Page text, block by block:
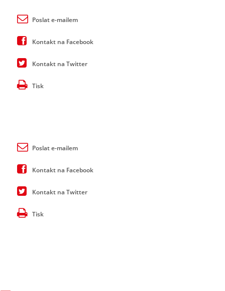
Poslat e-mailem
Kontakt na Facebook
Kontakt na Twitter
Tisk
Poslat e-mailem
Kontakt na Facebook
Kontakt na Twitter
Tisk